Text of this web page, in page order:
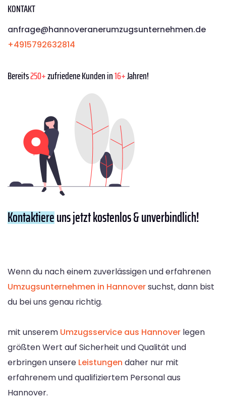
KONTAKT
anfrage@hannoveranerumzugsunternehmen.de
+4915792632814
Bereits250+zufriedene Kunden in16+Jahren!
Kontaktiereuns jetzt kostenlos & unverbindlich!
Wenn du nach einem zuverlässigen und erfahrenen
Umzugsunternehmen in Hannoversuchst, dann bist
du bei uns genau richtig.
mit unserem Umzugsservice aus Hannover legen
größten Wert auf Sicherheit und Qualität und
erbringen unsere Leistungen daher nur mit
erfahrenem und qualifiziertem Personal aus
Hannover.